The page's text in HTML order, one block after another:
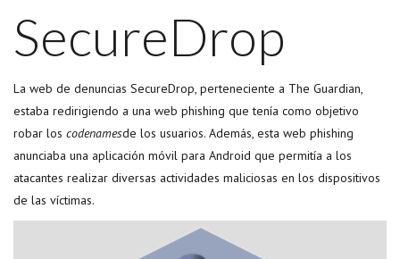
SecureDrop
La web de denuncias SecureDrop, perteneciente a The Guardian,
estaba redirigiendo a una web phishing que tenía como objetivo
robar los codenamesde los usuarios. Además, esta web phishing
anunciaba una aplicación móvil para Android que permitía a los
atacantes realizar diversas actividades maliciosas en los dispositivos
de las víctimas.